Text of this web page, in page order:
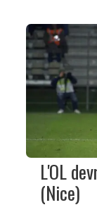
L'OL
(Nice)